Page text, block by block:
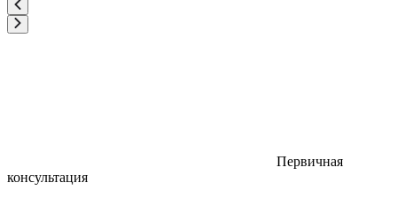
Первичная
консультация